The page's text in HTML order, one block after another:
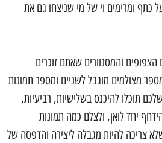
ומרימים וי של מי שניצחו גם את
והמסנוורים שאתם זוכרים
מצולמים מוגבל לשניים ומספר תמונות
תוכלו להיכנס בשלישיות, רביעיות,
יחד לואן, ולצלם כמה תמונות
צריכה להיות מגבלה ליצירה והדפסה של